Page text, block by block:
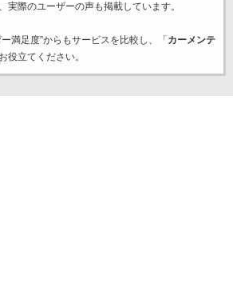
実際のユーザーの声も掲載しています。
満足度”からもサービスを比較し、「 カーメンテ
役立てください。